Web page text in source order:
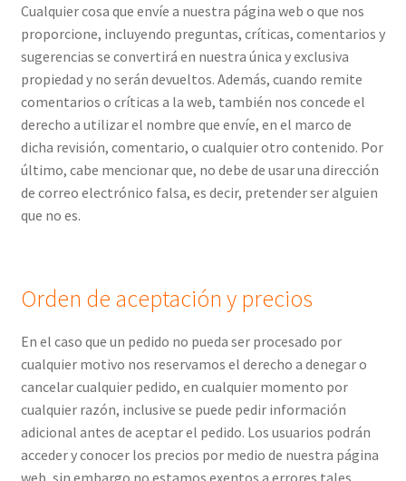
Cualquier cosa que envíe a nuestra página web o que nos
proporcione, incluyendo preguntas, críticas, comentarios y
sugerencias se convertirá en nuestra única y exclusiva
propiedad y no serán devueltos. Además, cuando remite
comentarios o críticas a la web, también nos concede el
derecho a utilizar el nombre que envíe, en el marco de
dicha revisión, comentario, o cualquier otro contenido. Por
último, cabe mencionar que, no debe de usar una dirección
de correo electrónico falsa, es decir, pretender ser alguien
que no es.
Orden de aceptación y precios
En el caso que un pedido no pueda ser procesado por
cualquier motivo nos reservamos el derecho a denegar o
cancelar cualquier pedido, en cualquier momento por
cualquier razón, inclusive se puede pedir información
adicional antes de aceptar el pedido. Los usuarios podrán
acceder y conocer los precios por medio de nuestra página
web, sin embargo no estamos exentos a errores tales